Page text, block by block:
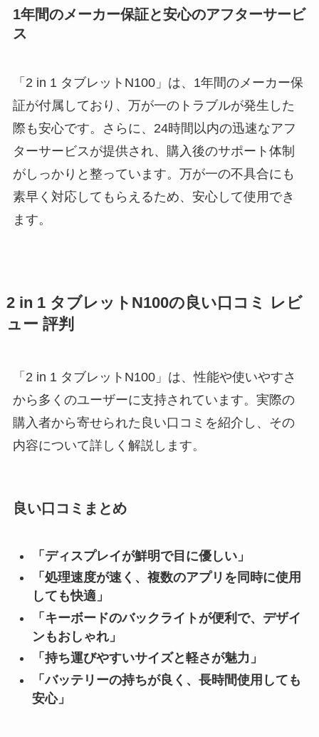
1年間のメーカー保証と安心のアフターサービ
ス
「2 in 1 タブレットN100」は、1年間のメーカー保
証が付属しており、万が一のトラブルが発生した
際も安心です。さらに、24時間以内の迅速なアフ
ターサービスが提供され、購入後のサポート体制
がしっかりと整っています。万が一の不具合にも
素早く対応してもらえるため、安心して使用でき
ます。
2 in 1 タブレットN100の良い口コミ レビ
ュー 評判
「2 in 1 タブレットN100」は、性能や使いやすさ
から多くのユーザーに支持されています。実際の
購入者から寄せられた良い口コミを紹介し、その
内容について詳しく解説します。
良い口コミまとめ
「ディスプレイが鮮明で目に優しい」
「処理速度が速く、複数のアプリを同時に使用
しても快適」
「キーボードのバックライトが便利で、デザイ
ンもおしゃれ」
「持ち運びやすいサイズと軽さが魅力」
「バッテリーの持ちが良く、長時間使用しても
安心」